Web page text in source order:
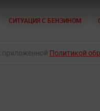
СИТУАЦИЯ С БЕНЗИНОМ
приложенной Политикой